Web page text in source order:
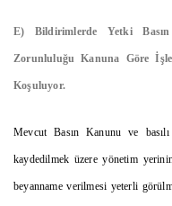
E) Bildirimlerde Yetki
Zorunluluğu Kanuna Göre
Koşuluyor.
Mevcut Basın Kanunu ve basılı
kaydedilmek üzere yönetim
beyanname verilmesi yeterli